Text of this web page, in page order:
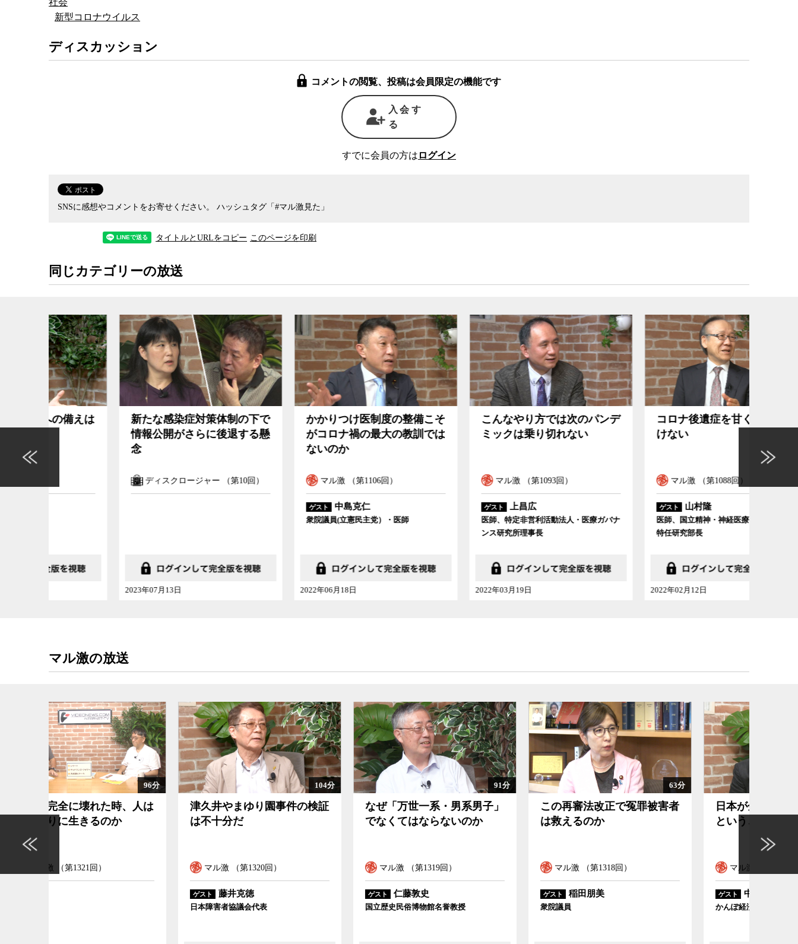
がかかり、地域医療の課題があらわになっていると高山氏は語る。
沖縄での経験から、高齢者施設などで利用者の感染が疑われた場合、とにかく素早く対応しクラ
御の態勢が整備できているかをチェックし、感染リスクの高い人たちをなるべく広範囲に捉えて検
査を繰り返すことで、これまでなんとか感染拡大を抑えてきた。
が始まって10日ほどした7月末に、県独自の 緊急事態宣言
を発令して
いる。高山氏は、旅行そのものよりも、旅行先でマスクを外して飲食をすることなどが感染拡大に
とを強調する。自治体によって状況は異なるが、自治体ごとの施策には予算にも制限があり、限界
高山氏はまた、社会的な支援が必要な弱い立場にある人たちの感染状況を危惧する。感染症に強
ロナ対策に取り組んでいる高山氏と、社会学者の宮台真司氏、ジャーナリストの迫田朋子が議論し
た。
新型コロナウイルス
ディスカッション
コメントの閲覧、投稿は会員限定の機能です
入会す
る
すでに会員の方は ログイン
SNSに感想やコメントをお寄せください。 ハッシュタグ「#マル激見た」
タイトルとURLをコピー このページを印刷
同じカテゴリーの放送
新たな感染症対策体制の下で
情報公開がさらに後退する懸
ディスクロージャー （第10回）
かかりつけ医制度の整備こそ
がコロナ禍の最大の教訓では
マル激 （第1106回）
衆院議員(立憲民主党）・医師
こんなやり方では次のパンデ
ミックは乗り切れない
マル激 （第1093回）
医師、特定非営利活動法人・医療ガバナ
コロナ後遺症を甘くみてはい
マル激 （第1088回）
医師、国立精神・神経医療研究センター
マル激の放送
104分
津久井やまゆり園事件の検証
は不十分だ
マル激 （第1320回）
91分
なぜ「万世一系・男系男子」
でなくてはならないのか
マル激 （第1319回）
ゲスト
国立歴史民俗博物館名誉教授
63分
この再審法改正で冤罪被害者
は救えるのか
マル激 （第1318回）
ゲスト
衆院議員
102分
日本が金利のある時代に戻る
ということの意味
マル激 （第1317回）
ゲスト
ル